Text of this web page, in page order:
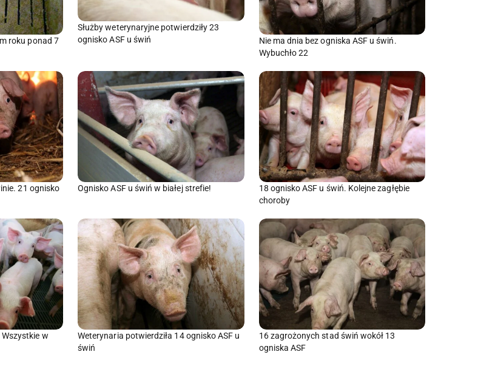
roku ponad 7
Służby weterynaryjne potwierdziły 23
ognisko ASF u świń
Nie ma dnia bez ogniska ASF u świń.
Wybuchło 22
21 ognisko
Ognisko ASF u świń w białej strefie!
18 ognisko ASF u świń. Kolejne zagłębie
choroby
Wszystkie w
Weterynaria potwierdziła 14 ognisko ASF u
świń
16 zagrożonych stad świń wokół 13
ogniska ASF